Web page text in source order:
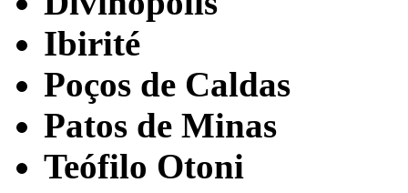
Ibirité
Poços de Caldas
Patos de Minas
Teófilo Otoni